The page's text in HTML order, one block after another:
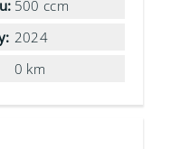
500 ccm
2024
0 km